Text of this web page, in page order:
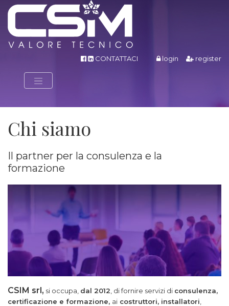
CONTATTACI login register
Chi siamo
Il partner per la consulenza e la
formazione
CSIM srl, si occupa, dal 2012 , di fornire servizi di consulenza,
certificazione e formazione, ai costruttori, installatori